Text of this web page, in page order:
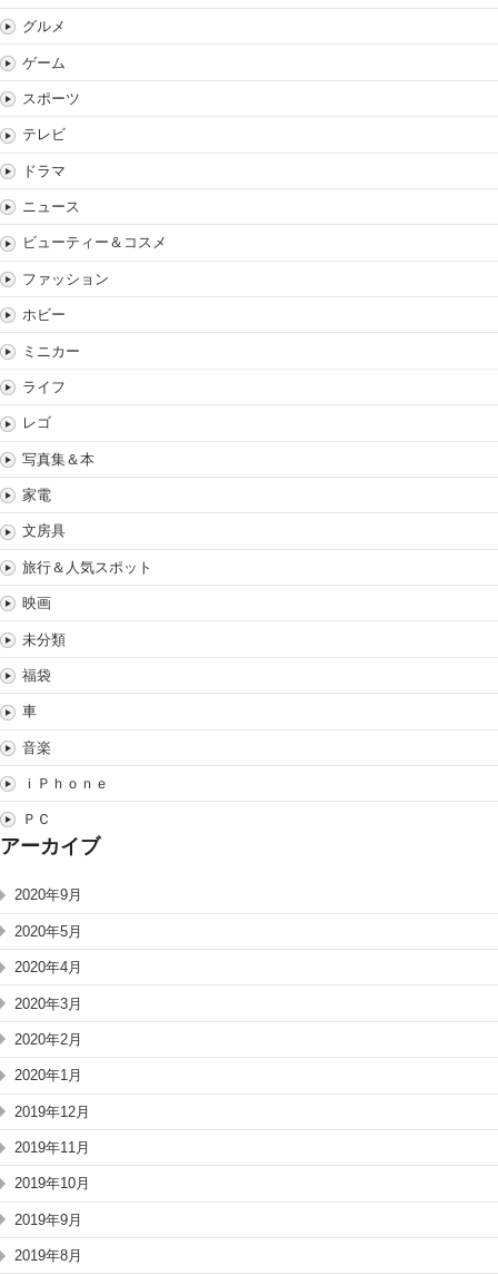
グルメ
ゲーム
スポーツ
テレビ
ドラマ
ニュース
ビューティー＆コスメ
ファッション
ホビー
ミニカー
ライフ
レゴ
写真集＆本
家電
文房具
旅行＆人気スポット
映画
未分類
福袋
車
音楽
ｉＰｈｏｎｅ
ＰＣ
アーカイブ
2020年9月
2020年5月
2020年4月
2020年3月
2020年2月
2020年1月
2019年12月
2019年11月
2019年10月
2019年9月
2019年8月